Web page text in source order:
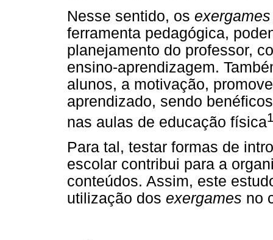
Nesse sentido, os exergames
ferramenta pedagógica,
planejamento do professor,
ensino-aprendizagem.
alunos, a motivação,
aprendizado, sendo
nas aulas de educação física
Para tal, testar formas de
escolar contribui para a
conteúdos. Assim, este
utilização dos exergames no